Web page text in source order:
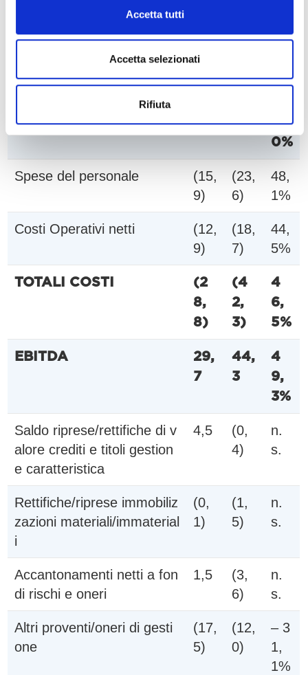
Accetta tutti
Accetta selezionati
Rifiuta
Altri proventi/oneri da gesti
5
6
8,
0%
Spese del personale
(15,
9)
(23,
6)
48,
1%
Costi Operativi netti
(12,
9)
(18,
7)
44,
5%
TOTALI COSTI
(2
8,
8)
(4
2,
3)
4
6,
5%
EBITDA
29,
7
44,
3
4
9,
3%
Saldo riprese/rettifiche di v
alore crediti e titoli gestion
e caratteristica
4,5
(0,
4)
n.
s.
Rettifiche/riprese immobiliz
zazioni materiali/immaterial
i
(0,
1)
(1,
5)
n.
s.
Accantonamenti netti a fon
di rischi e oneri
1,5
(3,
6)
n.
s.
Altri proventi/oneri di gesti
one
(17,
5)
(12,
0)
– 3
1,
1%